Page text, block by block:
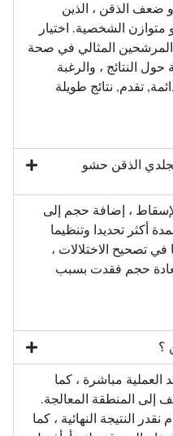
ضعف الذقن ، الذين
الشخصية. اختيار
المرشحين المثالي في صحة
النتائج ، والرغبة
تقدم, نتائج طويلة
الذقن حشو
، إضافة حجم إلى
أكثر تحديدا وتنظيما
تصحيح الاختلالات ،
حجم فقدت بسبب
؟
العملية مباشرة ، كما
إلى المنطقة المعالجة.
النتيجة النهائية ، كما